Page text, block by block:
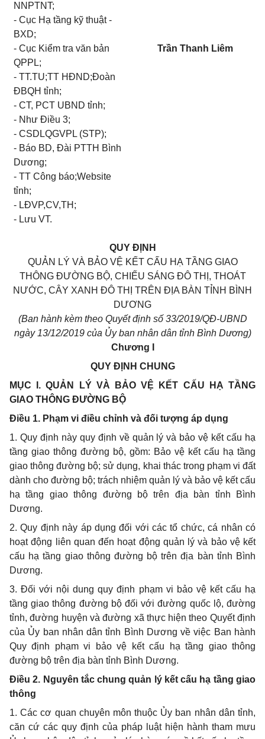
NNPTNT;
- Cục Hạ tầng kỹ thuật -
BXD;
- Cục Kiểm tra văn bản
QPPL;
- TT.TU;TT HĐND;Đoàn
ĐBQH tỉnh;
- CT, PCT UBND tỉnh;
- Như Điều 3;
- CSDLQGVPL (STP);
- Báo BD, Đài PTTH Bình
Dương;
- TT Công báo;Website
tỉnh;
- LĐVP,CV,TH;
- Lưu VT.
Trần Thanh Liêm
QUY ĐỊNH
QUẢN LÝ VÀ BẢO VỆ KẾT CẤU HẠ TẦNG GIAO
THÔNG ĐƯỜNG BỘ, CHIẾU SÁNG ĐÔ THỊ, THOÁT
NƯỚC, CÂY XANH ĐÔ THỊ TRÊN ĐỊA BÀN TỈNH BÌNH
DƯƠNG
(Ban hành kèm theo Quyết định số 33/2019/QĐ-UBND
ngày 13/12/2019 của Ủy ban nhân dân tỉnh Bình Dương)
Chương I
QUY ĐỊNH CHUNG
MỤC I. QUẢN LÝ VÀ BẢO VỆ KẾT CẤU HẠ TẦNG
GIAO THÔNG ĐƯỜNG BỘ
Điều 1. Phạm vi điều chỉnh và đối tượng áp dụng
1. Quy định này quy định về quản lý và bảo vệ kết cấu hạ
tầng giao thông đường bộ, gồm: Bảo vệ kết cấu hạ tầng
giao thông đường bộ; sử dụng, khai thác trong phạm vi đất
dành cho đường bộ; trách nhiệm quản lý và bảo vệ kết cấu
hạ tầng giao thông đường bộ trên địa bàn tỉnh Bình
Dương.
2. Quy định này áp dụng đối với các tổ chức, cá nhân có
hoạt động liên quan đến hoạt động quản lý và bảo vệ kết
cấu hạ tầng giao thông đường bộ trên địa bàn tỉnh Bình
Dương.
3. Đối với nội dung quy định phạm vi bảo vệ kết cấu hạ
tầng giao thông đường bộ đối với đường quốc lộ, đường
tỉnh, đường huyện và đường xã thực hiện theo Quyết định
của Ủy ban nhân dân tỉnh Bình Dương về việc Ban hành
Quy định phạm vi bảo vệ kết cấu hạ tầng giao thông
đường bộ trên địa bàn tỉnh Bình Dương.
Điều 2. Nguyên tắc chung quản lý kết cấu hạ tầng giao
thông
1. Các cơ quan chuyên môn thuộc Ủy ban nhân dân tỉnh,
căn cứ các quy định của pháp luật hiện hành tham mưu